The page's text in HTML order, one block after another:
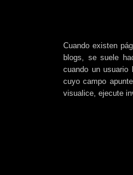
Cuando existen
blogs, se suele
cuando un
cuyo campo
visualice, ejecute